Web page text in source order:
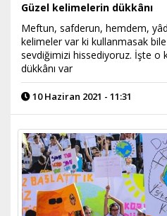
Güzel kelimelerin dükkânı
Meftun, safderun, hemdem,
kelimeler var ki kullanmasak
sevdiğimizi hissediyoruz. İşte o
dükkânı var
10 Haziran 2021 - 11:31